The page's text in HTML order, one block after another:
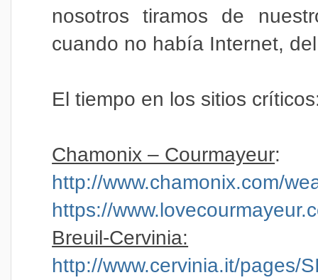
nosotros tiramos de
cuando no había Internet,
El tiempo en los sitios
Chamonix – Courmayeur:
http://www.chamonix.com/
https://
Breuil-Cervinia:
http://www.cervinia.it/pages/